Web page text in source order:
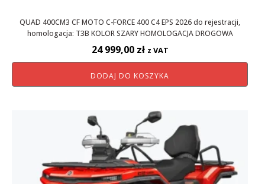
QUAD 400CM3 CF MOTO C-FORCE 400 C4 EPS 2026 do rejestracji,
homologacja: T3B KOLOR SZARY HOMOLOGACJA DROGOWA
24 999,00 zł z VAT
DODAJ DO KOSZYKA